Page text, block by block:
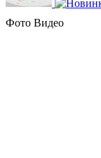
Фото Видео